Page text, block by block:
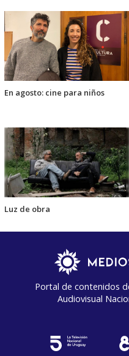
En agosto: cine para niños
Luz de obra
Portal de contenidos
Audiovisual